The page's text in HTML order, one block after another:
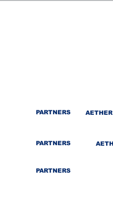
PARTNERS AETHER
PARTNERS
PARTNERS